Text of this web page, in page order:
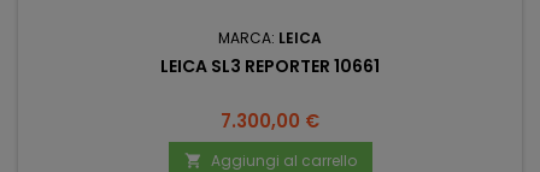
MARCA: LEICA
LEICA SL3 REPORTER 10661
Prezzo
7.300,00 €
 Aggiungi al carrello